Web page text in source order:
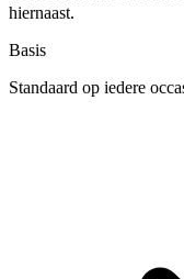
hiernaast.
Basis
Standaard op iedere